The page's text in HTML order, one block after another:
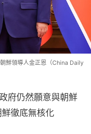
鮮領導人金正恩（China Daily
府仍然願意與朝鮮
徹底無核化